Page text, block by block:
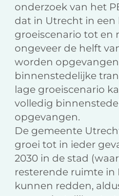
onderzoek van het
dat in Utrecht in een
groeiscenario tot en
ongeveer de helft
worden
binnenstedelijke
lage groeiscenario
volledig
opgevangen.
De gemeente
groei tot in ieder
2030 in de stad
resterende ruimte in
kunnen redden,